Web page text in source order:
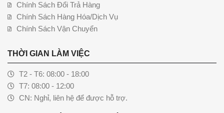
Chính Sách Đổi Trả Hàng
Chính Sách Hàng Hóa/Dịch Vụ
Chính Sách Vận Chuyển
THỜI GIAN LÀM VIỆC
T2 - T6: 08:00 - 18:00
T7: 08:00 - 12:00
CN: Nghỉ, liên hệ để được hỗ trợ.